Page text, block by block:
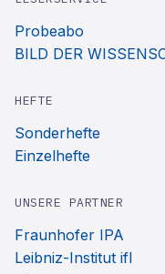
Probeabo
BILD DER
HEFTE
Sonderhefte
Einzelhefte
UNSERE PARTNER
Fraunhofer IPA
Leibniz-Institut ifl